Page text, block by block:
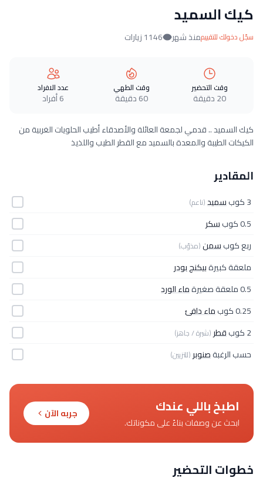
كيك السميد
سجّل دخولك للتقييممنذ شهر 1146 زيارات
وقت التحضير
20 دقيقة
وقت الطهي
60 دقيقة
عدد الافراد
6 أفراد
كيك السميد .. قدمي لجمعة العائلة والأصدقاء أطيب الحلويات الغربية من
الكيكات الطيبة والمعدة بالسميد مع القطر الطيب واللذيذ
المقادير
3 كوب سميد(ناعم)
0.5 كوب
سكر
ربع كوبسمن(مذوّب)
ملعقة كبيرةبيكنج بودر
0.5 ملعقة صغيرة
ماء الورد
0.25 كوب
ماء دافئ
2 كوب
قطر (شيرة / جاهز)
حسب الرغبةصنوبر (للتزيين)
اطبخ باللي عندك
ابحث عن وصفات بناءً على مكوناتك.
جربه الآن
خطوات التحضير